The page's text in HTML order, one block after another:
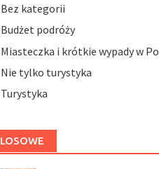
Bez kategorii
Budżet podróży
Miasteczka i krótkie wypady w
Nie tylko turystyka
Turystyka
LOSOWE